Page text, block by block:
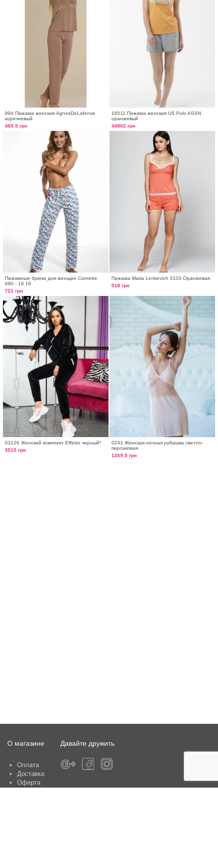
994 Пижама женская AgnesDeLafense
коричневый
465.5 грн
16511 Пижама женская US Polo ASSN
оранжевый
44802 грн
Пижамные брюки для женщин Cornette
690 - 19 16
721 грн
Пижама Maria Lenkevich 3103 Оранжевая.
518 грн
03126 Женский комплект Effetto черный*
3515 грн
0241 Женская ночная рубашка светло-
персиковая.
1269.5 грн
О магазине
Оплата
Доставка
Оферта
Давайте дружить